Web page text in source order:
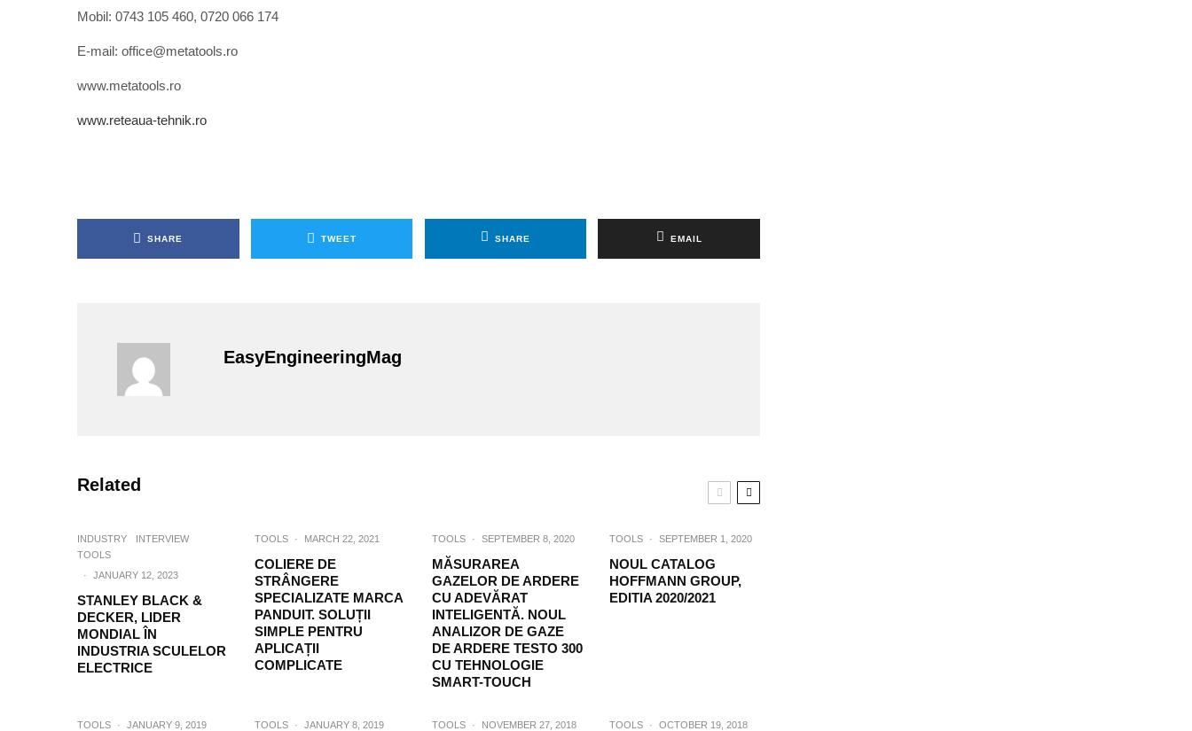
Mobil: 0743 105 460, 0720 066 174
E-mail: office@metatools.ro
www.metatools.ro
www.reteaua-tehnik.ro
SHARE TWEET SHARE EMAIL
EasyEngineeringMag
Related
INDUSTRY
INTERVIEW
TOOLS
·
JANUARY 12, 2023
STANLEY BLACK &
DECKER, LIDER
MONDIAL ÎN
INDUSTRIA SCULELOR
ELECTRICE
TOOLS · MARCH 22, 2021
COLIERE DE
STRÂNGERE
SPECIALIZATE MARCA
PANDUIT. SOLUȚII
SIMPLE PENTRU
APLICAȚII
COMPLICATE
TOOLS · SEPTEMBER 8, 2020
MĂSURAREA
GAZELOR DE ARDERE
CU ADEVĂRAT
INTELIGENTĂ. NOUL
ANALIZOR DE GAZE
DE ARDERE TESTO 300
CU TEHNOLOGIE
SMART-TOUCH
TOOLS · SEPTEMBER 1, 2020
NOUL CATALOG
HOFFMANN GROUP,
EDITIA 2020/2021
TOOLS · JANUARY 9, 2019 TOOLS · JANUARY 8, 2019 TOOLS · NOVEMBER 27, 2018 TOOLS · OCTOBER 19, 2018